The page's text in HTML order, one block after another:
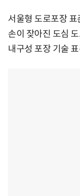
서울형 도로포장
손이 잦아진 도심
내구성 포장 기술